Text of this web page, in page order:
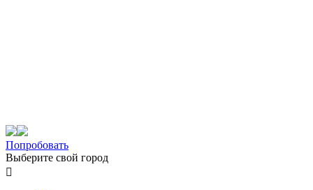
Попробовать
Выберите свой город
